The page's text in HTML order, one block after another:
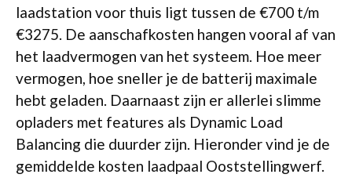
laadstation voor thuis ligt tussen de €700 t/m
€3275. De aanschafkosten hangen vooral af van
het laadvermogen van het systeem. Hoe meer
vermogen, hoe sneller je de batterij maximale
hebt geladen. Daarnaast zijn er allerlei slimme
opladers met features als Dynamic Load
Balancing die duurder zijn. Hieronder vind je de
gemiddelde kosten laadpaal Ooststellingwerf.